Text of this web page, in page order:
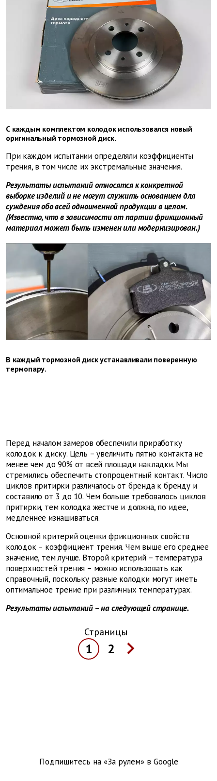
С каждым комплектом колодок использовался новый
оригинальный тормозной диск.
При каждом испытании определяли коэффициенты
трения, в том числе их экстремальные значения.
Результаты испытаний относятся к конкретной
выборке изделий и не могут служить основанием для
суждения обо всей одноименной продукции в целом.
(Известно, что в зависимости от партии фрикционный
материал может быть изменен или модернизирован.)
В каждый тормозной диск устанавливали поверенную
термопару.
Перед началом замеров обеспечили приработку
колодок к диску. Цель – увеличить пятно контакта не
менее чем до 90% от всей площади накладки. Мы
стремились обеспечить стопроцентный контакт. Число
циклов притирки различалось от бренда к бренду и
составило от 3 до 10. Чем больше требовалось циклов
притирки, тем колодка жестче и должна, по идее,
медленнее изнашиваться.
Основной критерий оценки фрикционных свойств
колодок – коэффициент трения. Чем выше его среднее
значение, тем лучше. Второй критерий – температура
поверхностей трения – можно использовать как
справочный, поскольку разные колодки могут иметь
оптимальное трение при различных температурах.
Результаты испытаний – на следующей странице.
Страницы
1 2
Подпишитесь на «За рулем» в Google